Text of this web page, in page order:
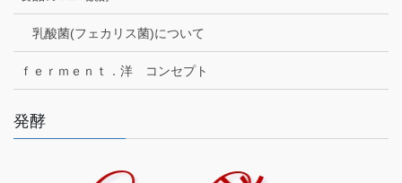
乳酸菌(フェカリス菌)について
ｆｅｒｍｅｎｔ．洋 コンセプト
発酵